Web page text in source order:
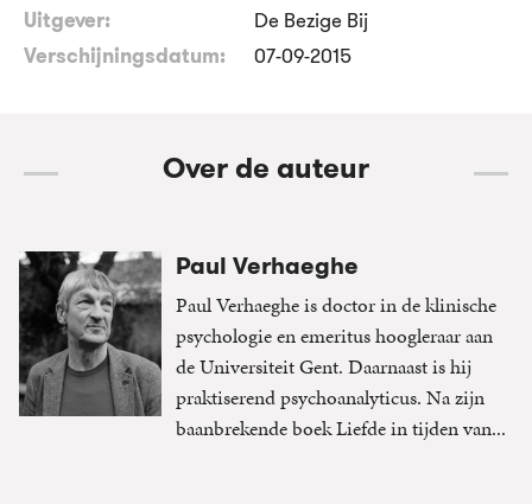
Uitgever:
De Bezige Bij
Verschijningsdatum:
07-09-2015
Over de auteur
Paul Verhaeghe
Paul Verhaeghe is doctor in de klinische
psychologie en emeritus hoogleraar aan
de Universiteit Gent. Daarnaast is hij
praktiserend psychoanalyticus. Na zijn
baanbrekende boek Liefde in tijden van...